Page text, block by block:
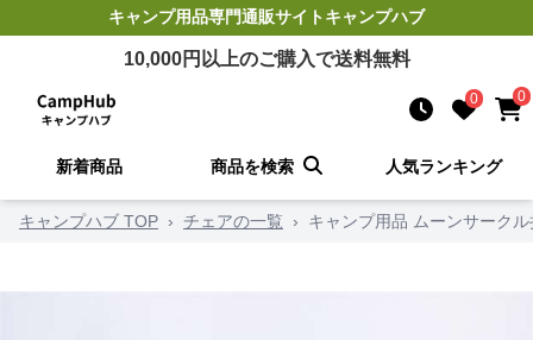
キャンプ用品専門通販サイトキャンプハブ
10,000円以上のご購入で送料無料
0 0
新着商品 商品を検索 人気ランキング
キャンプハブ TOP › チェアの一覧 › キャンプ用品 ムーンサーク